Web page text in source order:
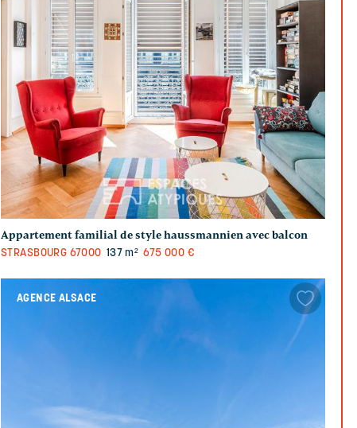
Appartement familial de style haussmannien avec balcon
STRASBOURG 67000 137 m² 675 000 €
AGENCE ALSACE